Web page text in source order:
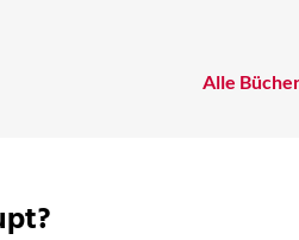
Alle